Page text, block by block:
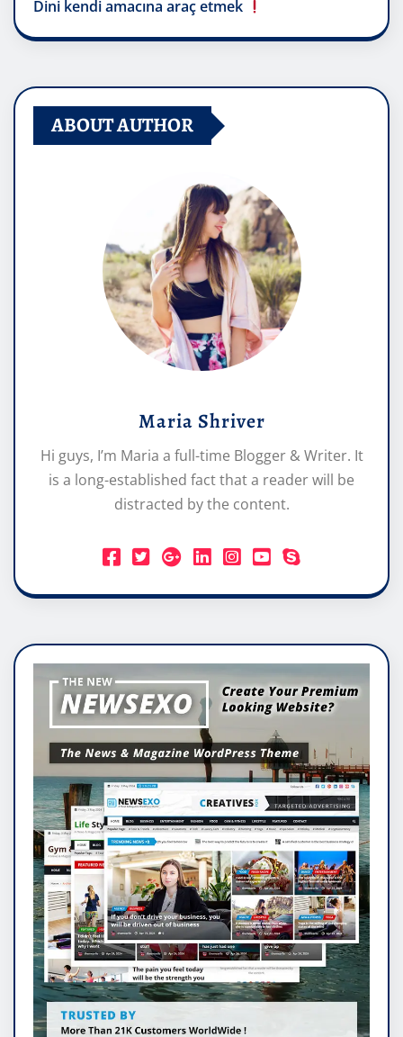
Dini kendi amacına araç etmek
ABOUT AUTHOR
Maria Shriver
Hi guys, I’m Maria a full-time Blogger & Writer. It
is a long-established fact that a reader will be
distracted by the content.